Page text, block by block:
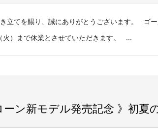
立てを賜り、誠にありがとうございます。 ゴ
火）まで休業とさせていただきます。 ...
ーン新モデル発売記念 》初